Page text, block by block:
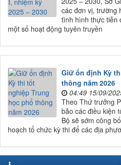
các đơn vị, trường
tình hình thực tiễn
một số hoạt động tuyên truyền
Giữ ổn định Kỳ
thông năm 2026
04:49 15/09/
Theo Thứ trưởng
bảo các điều kiện
Bộ sẽ sớm công
hoạch tổ chức kỳ thi để các địa